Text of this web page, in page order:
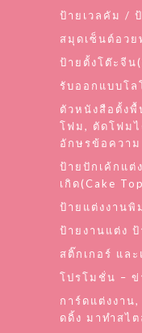
ป้ายเวลคัม /
สมุดเซ็นต์อว
ป้ายตั้งโต๊ะจีน
รับออกแบบโล
ตัวหนังสือตั้ง
โฟม, ตัดโฟม
อักษรข้อความ
ป้ายปักเค้กแต่
เกิด(Cake
ป้ายแต่งงาน
ป้ายงานแต่ง
สติ๊กเกอร์ แล
โปรโมชั่น – ข่
การ์ดแต่งงาน
ดดิ้ง มาทำสไ